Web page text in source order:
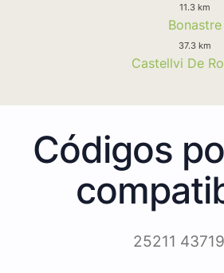
11.3 km
Bonastre
37.3 km
Castellvi De
Códigos
25211 43719